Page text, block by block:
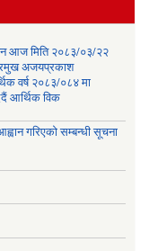
आज मिति २०८३/०३/२२
अजयप्रकाश
वर्ष २०८३/०८४ मा
आर्थिक विक
गरिएको सम्बन्धी सूचना